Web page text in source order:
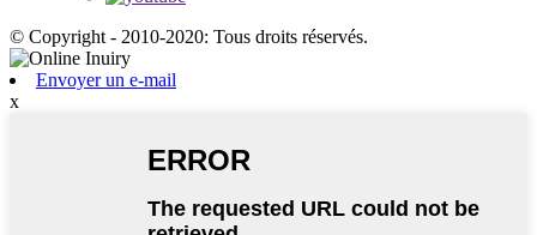
© Copyright - 2010-2020: Tous droits réservés.
Envoyer un e-mail
x